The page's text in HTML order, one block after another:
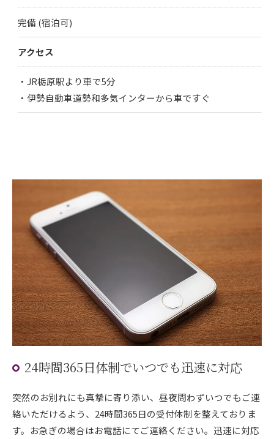
完備 (宿泊可)
アクセス
・JR栃原駅より車で5分
・伊勢自動車道勢和多気インターから車ですぐ
24時間365日体制でいつでも迅速に対応
突然のお別れにも真摯に寄り添い、昼夜問わずいつでもご連
絡いただけるよう、24時間365日の受付体制を整えておりま
す。お急ぎの場合はお電話にてご連絡ください。迅速に対応